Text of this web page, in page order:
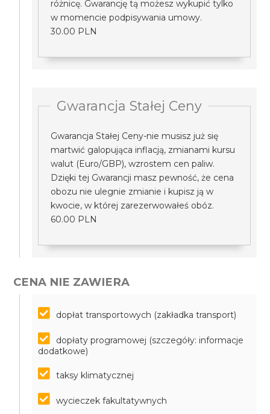
różnicę. Gwarancję tą możesz wykupić tylko
w momencie podpisywania umowy.
30.00 PLN
Gwarancja Stałej Ceny
Gwarancja Stałej Ceny-nie musisz już się
martwić galopująca inflacją, zmianami kursu
walut (Euro/GBP), wzrostem cen paliw.
Dzięki tej Gwarancji masz pewność, że cena
obozu nie ulegnie zmianie i kupisz ją w
kwocie, w której zarezerwowałeś obóz.
60.00 PLN
CENA NIE ZAWIERA
dopłat transportowych (zakładka transport)
dopłaty programowej (szczegóły: informacje
dodatkowe)
taksy klimatycznej
wycieczek fakultatywnych